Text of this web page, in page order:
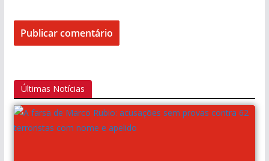
Últimas Notícias